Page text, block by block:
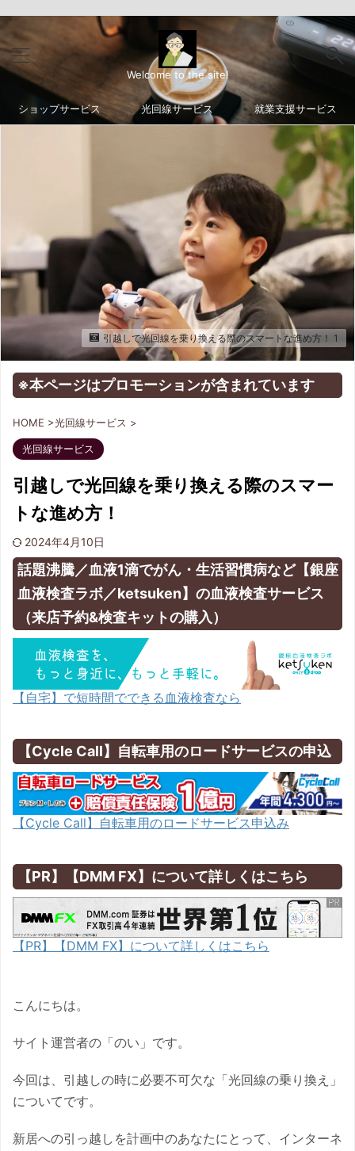
Welcome to the site!
ショップサービス 光回線サービス 就業支援サービス
引越しで光回線を乗り換える際のスマートな進め方！ 1
※本ページはプロモーションが含まれています
HOME >光回線サービス >
光回線サービス
引越しで光回線を乗り換える際のスマー
トな進め方！
2024年4月10日
話題沸騰／血液1滴でがん・生活習慣病など【銀座
血液検査ラボ／ketsuken】の血液検査サービス
（来店予約&検査キットの購入）
【自宅】で短時間でできる血液検査なら
【Cycle Call】自転車用のロードサービスの申込
【Cycle Call】自転車用のロードサービス申込み
【PR】【DMM FX】について詳しくはこちら
【PR】【DMM FX】について詳しくはこちら
こんにちは。
サイト運営者の「のい」です。
今回は、引越しの時に必要不可欠な「光回線の乗り換え」
についてです。
新居への引っ越しを計画中のあなたにとって、インターネ